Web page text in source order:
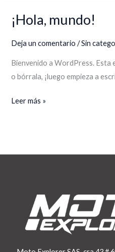
¡Hola, mundo!
Deja un comentario /Sin
Bienvenido a WordPress. Esta
o bórrala, ¡luego empieza a
¡Hola,
Leer más »